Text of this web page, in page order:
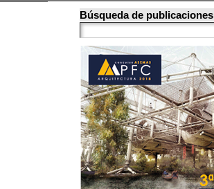
Búsqueda de publicaciones